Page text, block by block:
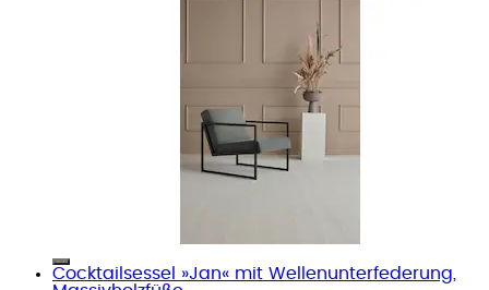
Cocktailsessel »Jan« mit Wellenunterfederung,